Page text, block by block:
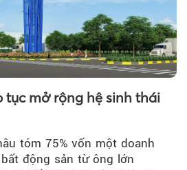
tục mở rộng hệ sinh thái
tóm 75% vốn một doanh
động sản từ ông lớn